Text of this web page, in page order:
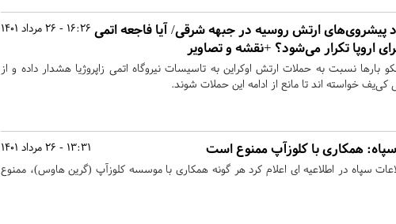
16:26 - 26 مرداد 1401 پیشروی‌های ارتش روسیه در جبهه شرقی/ آیا فاجعه اتمی
اروپا تکرار می‌شود؟ +نقشه و تصاویر
بارها نسبت به حملات ارتش اوکراین به تاسیسات نیروگاه اتمی زاپروژیا هشدار داده و از
کی‌یف خواسته اند تا مانع از ادامه این حملات شوند.
13:31 - 26 مرداد 1401 همکاری با کلوزآپ ممنوع است
سپاه در اطلاعیه ای اعلام کرد هر گونه همکاری با موسسه کلوزآپ (گرین هاوس)، ممنوع